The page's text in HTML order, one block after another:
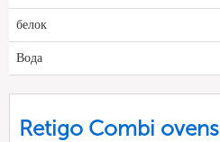
белок
Вода
Retigo Combi ovens